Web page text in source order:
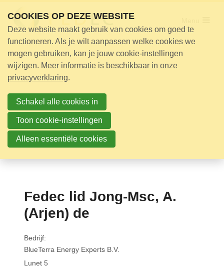
links
over
Jump
to
navigation
to
main
Fedec lid Jong-Msc, A.
(Arjen) de
Bedrijf:
BlueTerra Energy Experts B.V.
Lunet 5
Adviseur nodig?
Opleidingen
Bijeenkomsten
Over ons
Nieuwsbrief
Nieuws
Zoek
COOKIES OP DEZE WEBSITE
Deze website maakt gebruik van cookies om goed te
functioneren. Als je wilt aanpassen welke cookies we
mogen gebruiken, kan je jouw cookie-instellingen
wijzigen. Meer informatie is beschikbaar in onze
privacyverklaring.
Schakel alle cookies in
Toon cookie-instellingen
Alleen essentiële cookies